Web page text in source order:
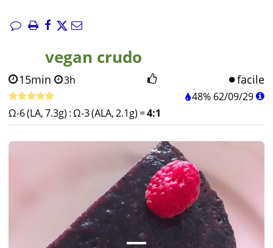
vegan crudo
15min 3h facile
48% 62/09/29
Ω-6 (LA, 7.3g) :Ω-3 (ALA, 2.1g) =4:1